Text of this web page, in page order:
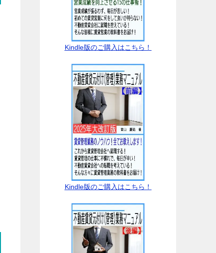
Kindle版のご購入はこちら！
Kindle版のご購入はこちら！